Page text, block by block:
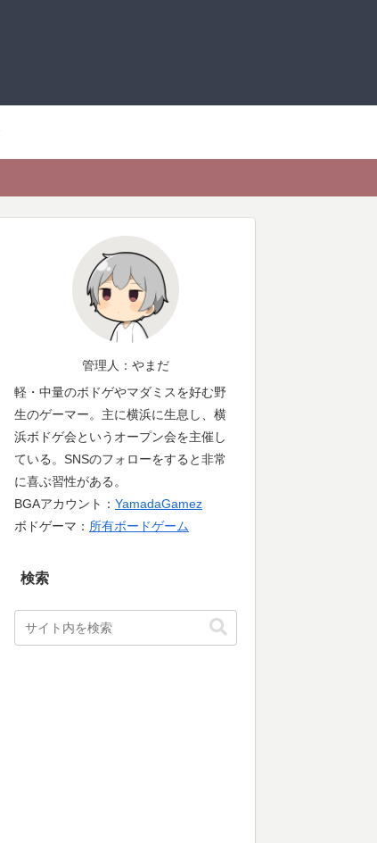
管理人：やまだ
軽・中量のボドゲやマダミスを好む野
生のゲーマー。主に横浜に生息し、横
浜ボドゲ会というオープン会を主催し
ている。SNSのフォローをすると非常
に喜ぶ習性がある。
BGAアカウント： YamadaGamez
ボドゲーマ： 所有ボードゲーム
検索